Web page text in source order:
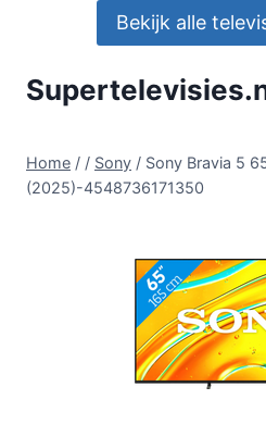
Bekijk alle
Home / / Sony / Sony Bravia 5
(2025)-4548736171350